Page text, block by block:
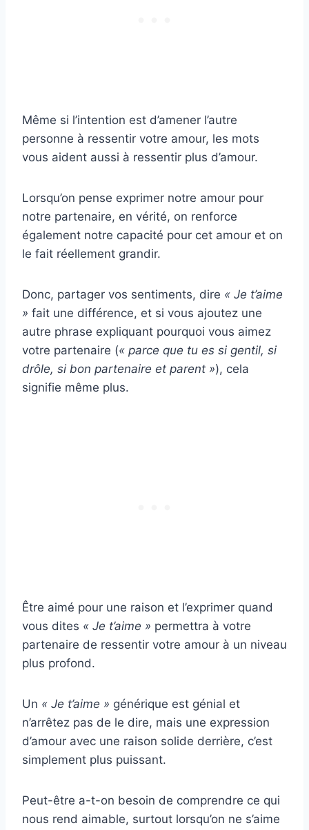
Même si l’intention est d’amener l’autre
personne à ressentir votre amour, les mots
vous aident aussi à ressentir plus d’amour.
Lorsqu’on pense exprimer notre amour pour
notre partenaire, en vérité, on renforce
également notre capacité pour cet amour et on
le fait réellement grandir.
Donc, partager vos sentiments, dire « Je t’aime
» fait une différence, et si vous ajoutez une
autre phrase expliquant pourquoi vous aimez
votre partenaire (« parce que tu es si gentil, si
drôle, si bon partenaire et parent »), cela
signifie même plus.
Être aimé pour une raison et l’exprimer quand
vous dites « Je t’aime » permettra à votre
partenaire de ressentir votre amour à un niveau
plus profond.
Un « Je t’aime » générique est génial et
n’arrêtez pas de le dire, mais une expression
d’amour avec une raison solide derrière, c’est
simplement plus puissant.
Peut-être a-t-on besoin de comprendre ce qui
nous rend aimable, surtout lorsqu’on ne s’aime